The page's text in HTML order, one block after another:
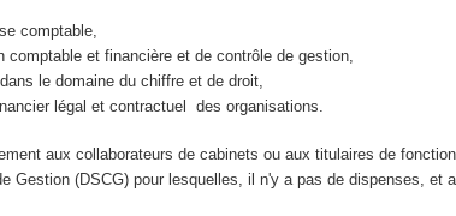
comptable,
comptable et financière et de contrôle de gestion,
le domaine du chiffre et de droit,
légal et contractuel des organisations.
aux collaborateurs de cabinets ou aux titulaires de
Gestion (DSCG) pour lesquelles, il n'y a pas de dispenses, et